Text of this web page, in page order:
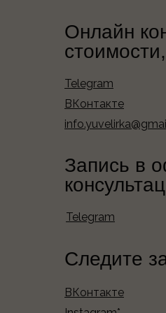
Следите
ВКонтакте
ВКонтакте
Онлайн
Запись в
Telegram
Telegram